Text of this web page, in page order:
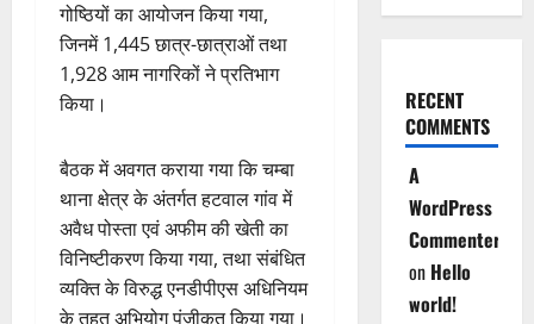
गोष्ठियों का आयोजन किया गया,
जिनमें 1,445 छात्र-छात्राओं तथा
1,928 आम नागरिकों ने प्रतिभाग
किया।
बैठक में अवगत कराया गया कि चम्बा
थाना क्षेत्र के अंतर्गत हटवाल गांव में
अवैध पोस्ता एवं अफीम की खेती का
विनिष्टीकरण किया गया, तथा संबंधित
व्यक्ति के विरुद्ध एनडीपीएस अधिनियम
के तहत अभियोग पंजीकृत किया गया।
RECENT
COMMENTS
A
WordPress
Commenter
on Hello
world!